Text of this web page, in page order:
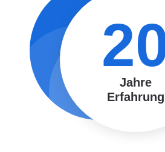
Jahre
Erfahrung